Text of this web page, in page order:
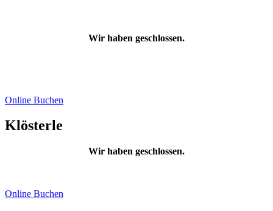
Wir haben geschlossen.
Online Buchen
Klösterle
Wir haben geschlossen.
Online Buchen